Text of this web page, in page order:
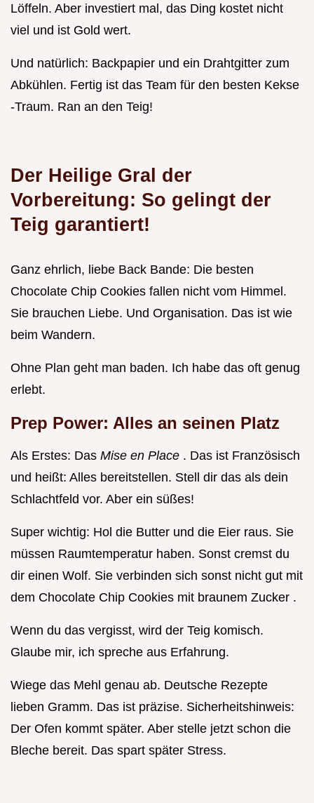
Löffeln. Aber investiert mal, das Ding kostet nicht
viel und ist Gold wert.
Und natürlich: Backpapier und ein Drahtgitter zum
Abkühlen. Fertig ist das Team für den besten Kekse
-Traum. Ran an den Teig!
Der Heilige Gral der
Vorbereitung: So gelingt der
Teig garantiert!
Ganz ehrlich, liebe Back Bande: Die besten
Chocolate Chip Cookies fallen nicht vom Himmel.
Sie brauchen Liebe. Und Organisation. Das ist wie
beim Wandern.
Ohne Plan geht man baden. Ich habe das oft genug
erlebt.
Prep Power: Alles an seinen Platz
Als Erstes: Das Mise en Place . Das ist Französisch
und heißt: Alles bereitstellen. Stell dir das als dein
Schlachtfeld vor. Aber ein süßes!
Super wichtig: Hol die Butter und die Eier raus. Sie
müssen Raumtemperatur haben. Sonst cremst du
dir einen Wolf. Sie verbinden sich sonst nicht gut mit
dem Chocolate Chip Cookies mit braunem Zucker .
Wenn du das vergisst, wird der Teig komisch.
Glaube mir, ich spreche aus Erfahrung.
Wiege das Mehl genau ab. Deutsche Rezepte
lieben Gramm. Das ist präzise. Sicherheitshinweis:
Der Ofen kommt später. Aber stelle jetzt schon die
Bleche bereit. Das spart später Stress.